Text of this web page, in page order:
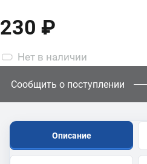
230 ₽
Нет в наличии
Сообщить о поступлении
Описание